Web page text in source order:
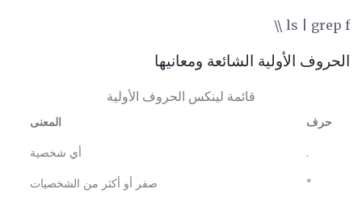
ls | grep f \\
الحروف الأولية الشائعة ومعانيها
قائمة لينكس الحروف الأولية
حرف
المعنى
.
أي شخصية
*
صفر أو أكثر من الشخصيات